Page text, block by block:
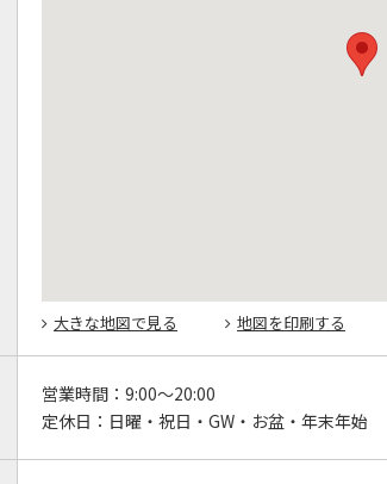
大きな地図で見る 地図を印刷する
営業時間： 9:00～20:00
定休日： 日曜・祝日・GW・お盆・年末年始